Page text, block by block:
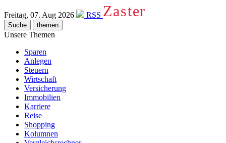
Freitag, 07. Aug 2026 RSS Zaster
Suche themen
Unsere Themen
Sparen
Anlegen
Steuern
Wirtschaft
Versicherung
Immobilien
Karriere
Reise
Shopping
Kolumnen